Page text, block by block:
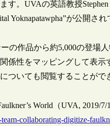
す。UVAの英語教授
Yoknapatawpha”が公開され
の作品から約5,000の登場
係性をマッピングして表
ついても閲覧することがで
World（UVA, 2019/7/
collaborating-digitize-